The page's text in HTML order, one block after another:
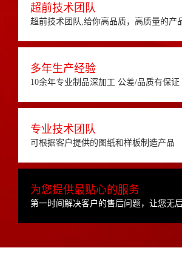
超前技术团队
超前技术团队,给你高品质，高质量的产
多年生产经验
10余年专业制品深加工 公差/品质有保证
专业技术团队
可根据客户提供的图纸和样板制造产品
为您提供最贴心的服务
第一时间解决客户的售后问题，让您无